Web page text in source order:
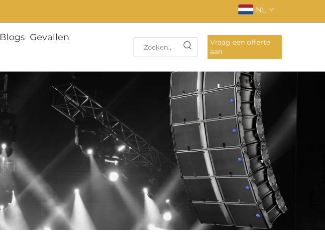
NL
Blogs Gevallen
Vraag een offerte
aan